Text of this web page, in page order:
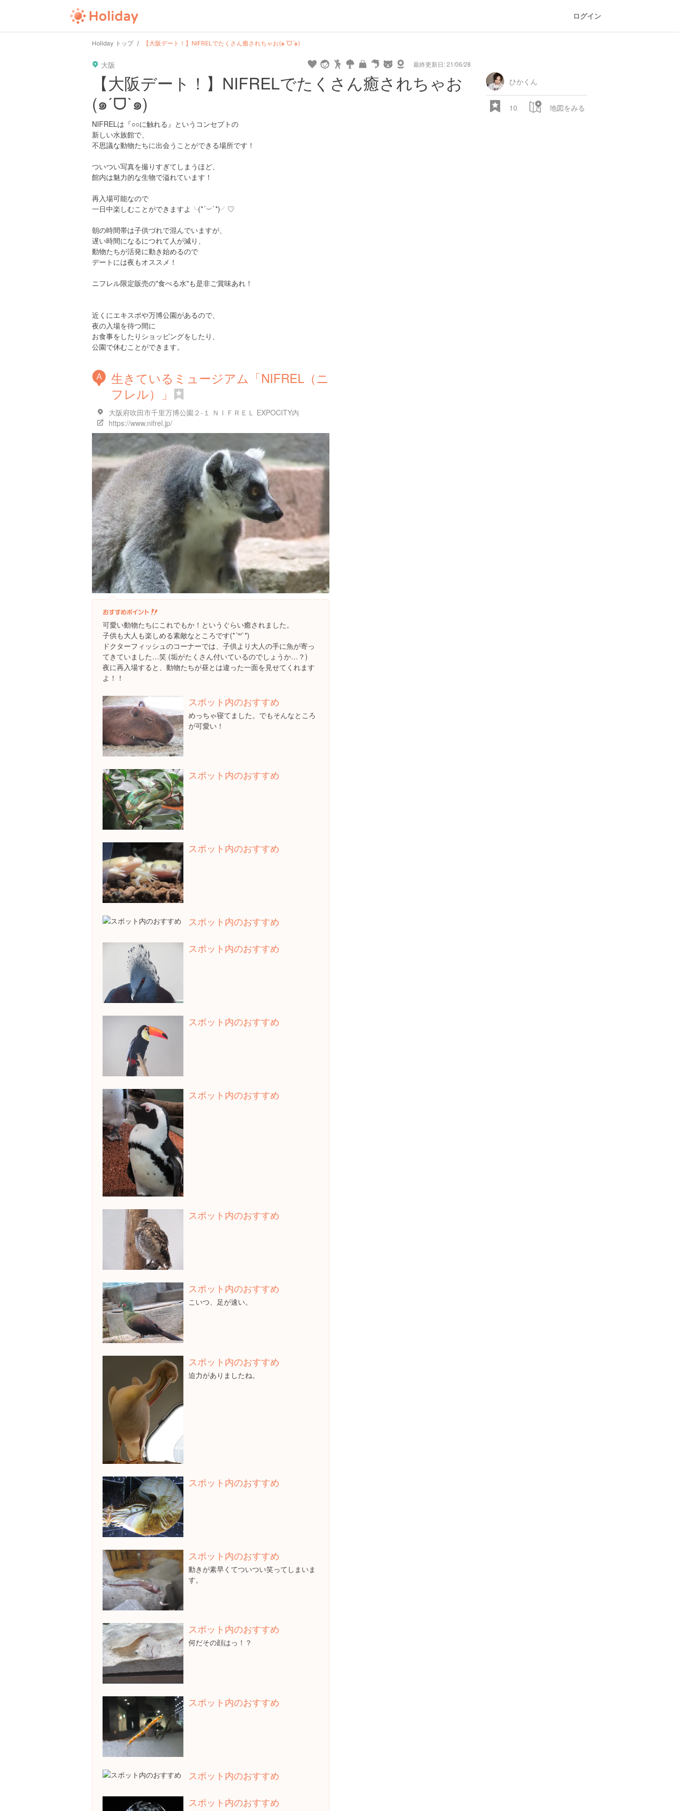
ログイン
Holiday トップ 【大阪デート！】NIFRELでたくさん癒されちゃお(๑ˊᗜˋ๑)
大阪 最終更新日: 21/06/28
【大阪デート！】NIFRELでたくさん癒されちゃお
(๑ˊᗜˋ๑)
NIFRELは『○○に触れる』というコンセプトの
新しい水族館で、
不思議な動物たちに出会うことができる場所です！
ついつい写真を撮りすぎてしまうほど、
館内は魅力的な生物で溢れています！
再入場可能なので
一日中楽しむことができますよ╰(*´︶`*)╯♡
朝の時間帯は子供づれで混んでいますが、
遅い時間になるにつれて人が減り、
動物たちが活発に動き始めるので
デートには夜もオススメ！
ニフレル限定販売の"食べる水"も是非ご賞味あれ！
近くにエキスポや万博公園があるので、
夜の入場を待つ間に
お食事をしたりショッピングをしたり、
公園で休むことができます。
ひかくん
10 地図をみる
A
生きているミュージアム「NIFREL（ニ
フレル）」
大阪府吹田市千里万博公園２-１ ＮＩＦＲＥＬ EXPOCITY内
https://www.nifrel.jp/
可愛い動物たちにこれでもか！というぐらい癒されました。
子供も大人も楽しめる素敵なところです(*´꒳`*)
ドクターフィッシュのコーナーでは、子供より大人の手に魚が寄っ
てきていました…笑 (垢がたくさん付いているのでしょうか…？)
夜に再入場すると、動物たちが昼とは違った一面を見せてくれます
よ！！
スポット内のおすすめ
めっちゃ寝てました。でもそんなところ
が可愛い！
スポット内のおすすめ
スポット内のおすすめ
スポット内のおすすめ
スポット内のおすすめ
スポット内のおすすめ
スポット内のおすすめ
スポット内のおすすめ
スポット内のおすすめ
こいつ、足が速い。
スポット内のおすすめ
迫力がありましたね。
スポット内のおすすめ
スポット内のおすすめ
動きが素早くてついつい笑ってしまいま
す。
スポット内のおすすめ
何だその顔はっ！？
スポット内のおすすめ
スポット内のおすすめ
スポット内のおすすめ